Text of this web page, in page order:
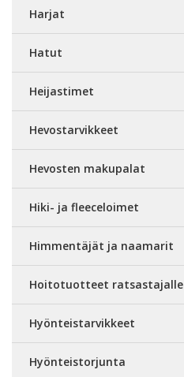
Harjat
Hatut
Heijastimet
Hevostarvikkeet
Hevosten makupalat
Hiki- ja fleeceloimet
Himmentäjät ja naamarit
Hoitotuotteet ratsastajalle
Hyönteistarvikkeet
Hyönteistorjunta